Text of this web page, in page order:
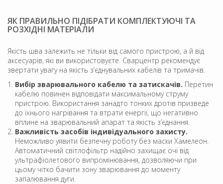
ЯК ПРАВИЛЬНО ПІДІБРАТИ КОМПЛЕКТУЮЧІ ТА
РОЗХІДНІ МАТЕРІАЛИ
Якість шва залежить не тільки від самого пристрою, а й від
аксесуарів, які ви використовуєте. Сварцентр рекомендує
звертати увагу на якість з’єднувальних кабелів та тримачів.
Вибір зварювального кабелю та затискачів. Перетин
кабелю повинен відповідати максимальному струму
пристрою. Використання занадто тонких дротів призведе
до їхнього нагрівання та втрати енергії, що негативно
вплине на зварювальний апарат та якість з’єднання.
Важливість засобів індивідуального захисту.
Неможливо уявити безпечну роботу без маски Хамелеон.
Автоматичний світлофільтр надійно захищає очі від
ультрафіолетового випромінювання, дозволяючи при
цьому чітко бачити зону зварювання до моменту
запалювання дуги.